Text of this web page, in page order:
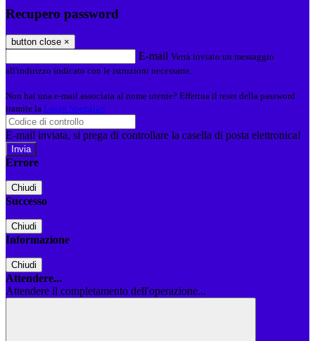
Recupero password
button close ×
E-mail Verrà inviato un messaggio
all'indirizzo indicato con le istruzioni necessarie.
Non hai una e-mail associata al nome utente? Effettua il reset della password
tramite la Login Spaggiari
E-mail inviata, si prega di controllare la casella di posta elettronica!
Errore
Chiudi
Successo
Chiudi
Informazione
Chiudi
Attendere...
Attendere il completamento dell'operazione...